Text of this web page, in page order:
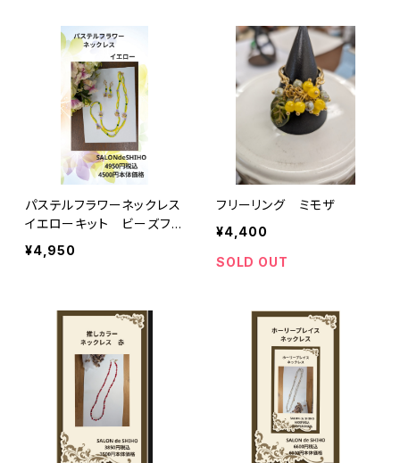
パステルフラワーネックレス
イエローキット ビーズフレ
ンド掲載作品
¥4,950
フリーリング ミモザ
¥4,400
SOLD OUT